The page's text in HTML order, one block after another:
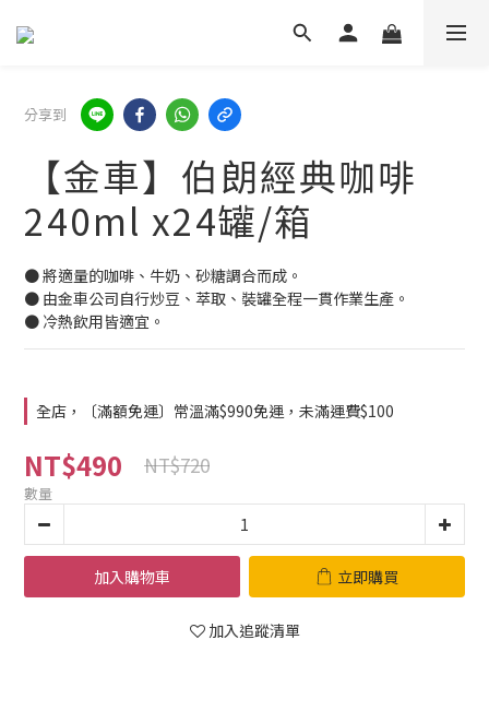
分享到
【金車】伯朗經典咖啡
240ml x24罐/箱
● 將適量的咖啡、牛奶、砂糖調合而成。
● 由金車公司自行炒豆、萃取、裝罐全程一貫作業生產。
● 冷熱飲用皆適宜。
全店，〔滿額免運〕常溫滿$990免運，未滿運費$100
NT$490 NT$720
數量
加入購物車 立即購買
加入追蹤清單